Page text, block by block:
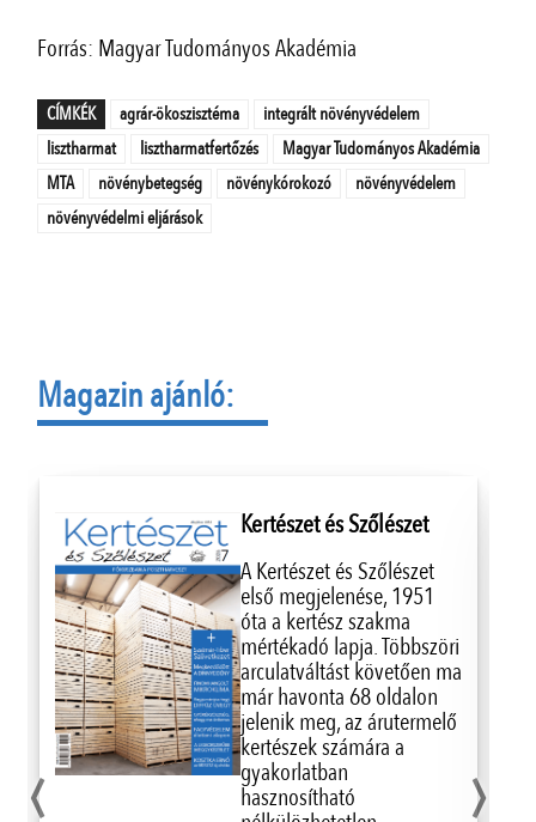
Forrás: Magyar Tudományos Akadémia
CÍMKÉK agrár-ökoszisztéma
integrált növényvédelem
lisztharmat
lisztharmatfertőzés
Magyar Tudományos Akadémia
MTA
növénybetegség növénykórokozó
növényvédelem
növényvédelmi eljárások
Magazin ajánló:
Kertészet és Szőlészet
A Kertészet és Szőlészet
első megjelenése, 1951
óta a kertész szakma
mértékadó lapja. Többszöri
arculatváltást követően ma
már havonta 68 oldalon
jelenik meg, az árutermelő
kertészek számára a
gyakorlatban
hasznosítható
‹ ›